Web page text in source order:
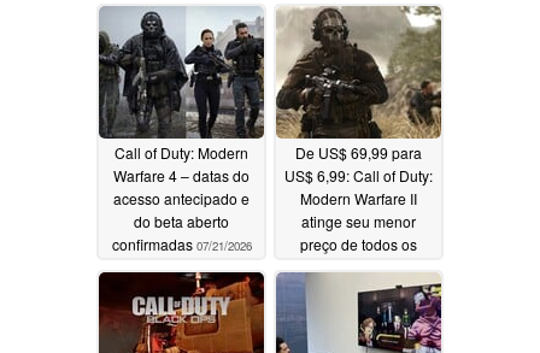
Call of Duty: Modern
Warfare 4 – datas do
acesso antecipado e
do beta aberto
confirmadas 07/21/2026
De US$ 69,99 para
US$ 6,99: Call of Duty:
Modern Warfare II
atinge seu menor
preço de todos os
tempos na Promoção
de Verão do Steam
07/02/2026